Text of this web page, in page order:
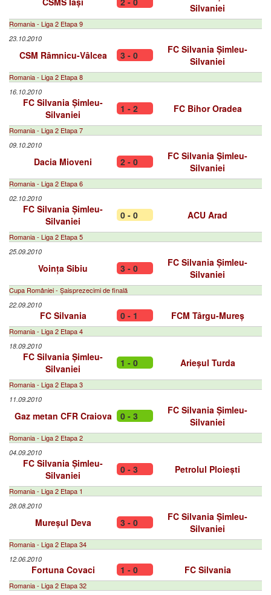
Silvaniei
Romania - Liga 2 Etapa 9
23.10.2010
CSM Râmnicu-Vâlcea 3 - 0
FC Silvania Șimleu-
Silvaniei
Romania - Liga 2 Etapa 8
16.10.2010
FC Silvania Șimleu-
Silvaniei
1 - 2 FC Bihor Oradea
Romania - Liga 2 Etapa 7
09.10.2010
Dacia Mioveni 2 - 0
FC Silvania Șimleu-
Silvaniei
Romania - Liga 2 Etapa 6
02.10.2010
FC Silvania Șimleu-
Silvaniei
0 - 0 ACU Arad
Romania - Liga 2 Etapa 5
25.09.2010
Voința Sibiu 3 - 0
FC Silvania Șimleu-
Silvaniei
Cupa României - Șaisprezecimi de finală
22.09.2010
FC Silvania 0 - 1 FCM Târgu-Mureș
Romania - Liga 2 Etapa 4
18.09.2010
FC Silvania Șimleu-
Silvaniei
1 - 0 Arieșul Turda
Romania - Liga 2 Etapa 3
11.09.2010
Gaz metan CFR Craiova 0 - 3
FC Silvania Șimleu-
Silvaniei
Romania - Liga 2 Etapa 2
04.09.2010
FC Silvania Șimleu-
Silvaniei
0 - 3 Petrolul Ploiești
Romania - Liga 2 Etapa 1
28.08.2010
Mureșul Deva 3 - 0
FC Silvania Șimleu-
Silvaniei
Romania - Liga 2 Etapa 34
12.06.2010
Fortuna Covaci 1 - 0 FC Silvania
Romania - Liga 2 Etapa 32